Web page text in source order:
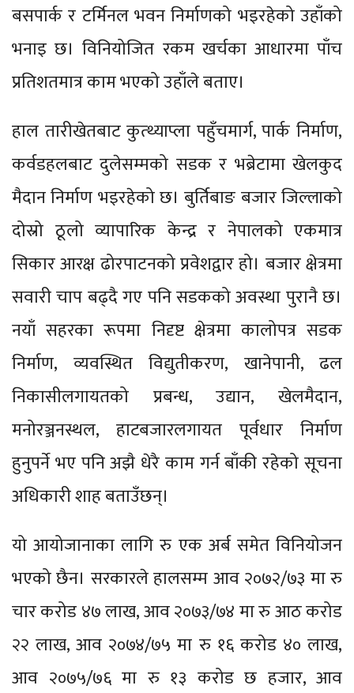
बसपार्क र टर्मिनल भवन निर्माणको भइरहेको उहाँको
भनाइ छ। विनियोजित रकम खर्चका आधारमा पाँच
प्रतिशतमात्र काम भएको उहाँले बताए।
हाल तारीखेतबाट कुत्थ्याप्ला पहुँचमार्ग, पार्क निर्माण,
कर्वडहलबाट दुलेसम्मको सडक र भब्रेटामा खेलकुद
मैदान निर्माण भइरहेको छ। बुर्तिबाङ बजार जिल्लाको
दोस्रो ठूलो व्यापारिक केन्द्र र नेपालको एकमात्र
सिकार आरक्ष ढोरपाटनको प्रवेशद्वार हो। बजार क्षेत्रमा
सवारी चाप बढ्दै गए पनि सडकको अवस्था पुरानै छ।
नयाँ सहरका रूपमा निदृष्ट क्षेत्रमा कालोपत्र सडक
निर्माण, व्यवस्थित विद्युतीकरण, खानेपानी, ढल
निकासीलगायतको प्रबन्ध, उद्यान, खेलमैदान,
मनोरञ्जनस्थल, हाटबजारलगायत पूर्वधार निर्माण
हुनुपर्ने भए पनि अझै धेरै काम गर्न बाँकी रहेको सूचना
अधिकारी शाह बताउँछन्।
यो आयोजानाका लागि रु एक अर्ब समेत विनियोजन
भएको छैन। सरकारले हालसम्म आव २०७२/७३ मा रु
चार करोड ४७ लाख, आव २०७३/७४ मा रु आठ करोड
२२ लाख, आव २०७४/७५ मा रु १६ करोड ४० लाख,
आव २०७५/७६ मा रु १३ करोड छ हजार, आव